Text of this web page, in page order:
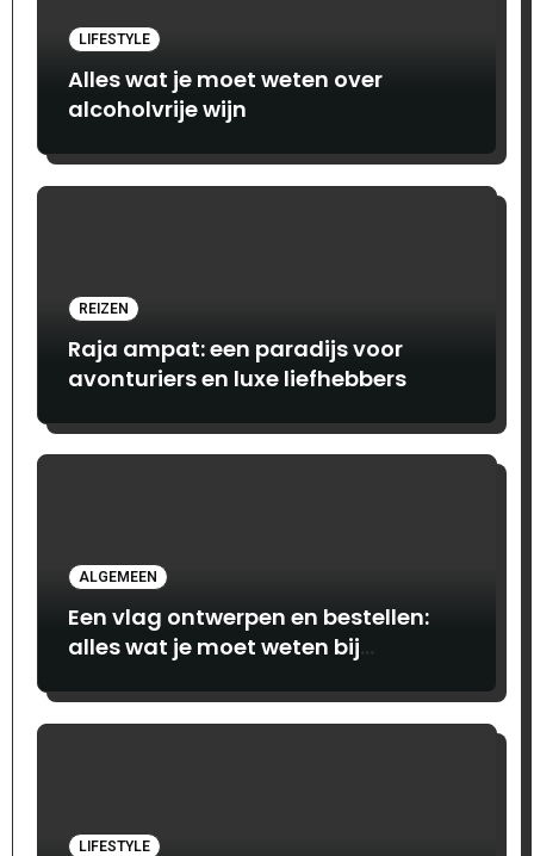
LIFESTYLE
Alles wat je moet weten over
alcoholvrije wijn
REIZEN
Raja ampat: een paradijs voor
avonturiers en luxe liefhebbers
ALGEMEEN
Een vlag ontwerpen en bestellen:
alles wat je moet weten bij
LIFESTYLE